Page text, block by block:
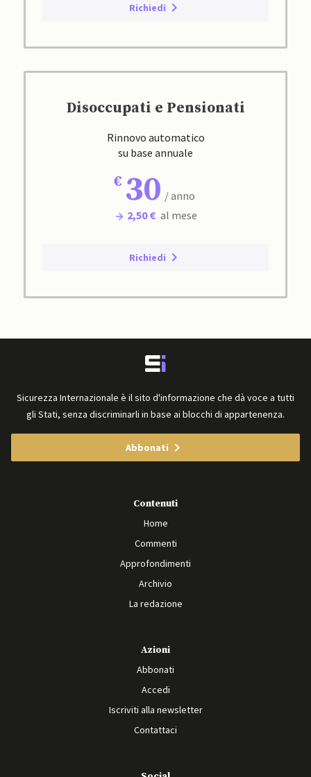
Richiedi
Disoccupati e Pensionati
Rinnovo automatico
su base annuale
30 / anno
2,50 € al mese
Richiedi
Sicurezza Internazionale è il sito d'informazione che dà voce a tutti
gli Stati, senza discriminarli in base ai blocchi di appartenenza.
Abbonati
Contenuti
Home
Commenti
Approfondimenti
Archivio
La redazione
Azioni
Abbonati
Accedi
Iscriviti alla newsletter
Contattaci